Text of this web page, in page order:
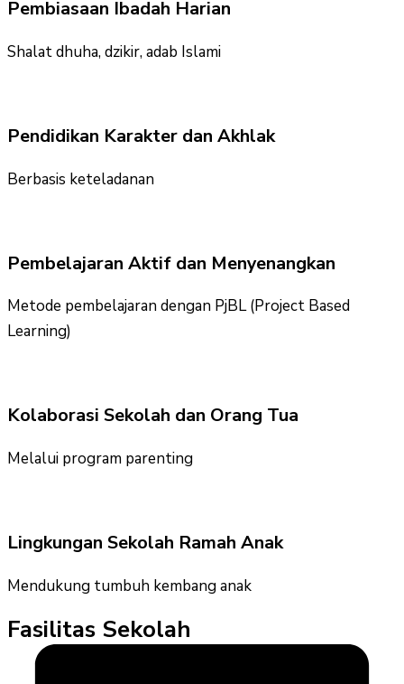
Pembiasaan Ibadah Harian
Shalat dhuha, dzikir, adab Islami
Pendidikan Karakter dan Akhlak
Berbasis keteladanan
Pembelajaran Aktif dan Menyenangkan
Metode pembelajaran dengan PjBL (Project Based
Learning)
Kolaborasi Sekolah dan Orang Tua
Melalui program parenting
Lingkungan Sekolah Ramah Anak
Mendukung tumbuh kembang anak
Fasilitas Sekolah